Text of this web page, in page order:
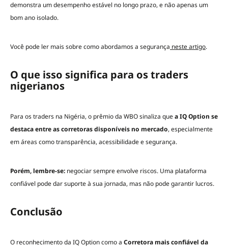
demonstra um desempenho estável no longo prazo, e não apenas um
bom ano isolado.
Você pode ler mais sobre como abordamos a segurança neste artigo.
O que isso significa para os traders
nigerianos
Para os traders na Nigéria, o prêmio da WBO sinaliza quea IQ Option se
destaca entre as corretoras disponíveis no mercado, especialmente
em áreas como transparência, acessibilidade e segurança.
Porém, lembre-se: negociar sempre envolve riscos. Uma plataforma
confiável pode dar suporte à sua jornada, mas não pode garantir lucros.
Conclusão
O reconhecimento da IQ Option como a Corretora mais confiável da